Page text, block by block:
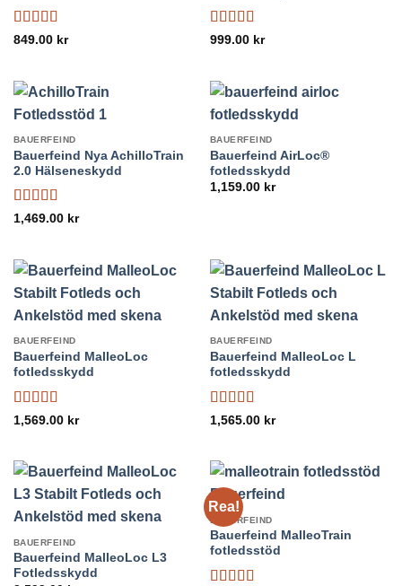
Betygsatt
849.00 kr
Betygsatt
999.00 kr
BAUERFEIND
Bauerfeind Nya AchilloTrain
2.0 Hälseneskydd
Betygsatt
1,469.00 kr
BAUERFEIND
Bauerfeind AirLoc®
fotledsskydd
1,159.00 kr
BAUERFEIND
Bauerfeind MalleoLoc
fotledsskydd
Betygsatt5
1,569.00 kr
BAUERFEIND
Bauerfeind MalleoLoc L
fotledsskydd
Betygsatt5
1,565.00 kr
BAUERFEIND
Bauerfeind MalleoLoc L3
Fotledsskydd
Rea!
BAUERFEIND
Bauerfeind MalleoTrain
fotledsstöd